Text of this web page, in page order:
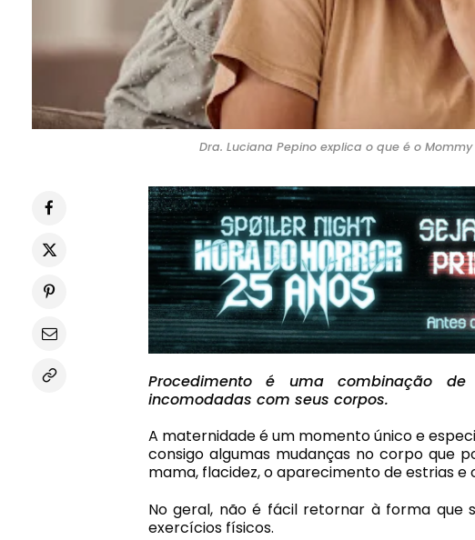
Dra. Luciana Pepino explica o que é o
Procedimento é uma combinação
incomodadas com seus corpos.
A maternidade é um momento único e
consigo algumas mudanças no corpo que
mama, flacidez, o aparecimento de estrias e
No geral, não é fácil retornar à forma que
exercícios físicos.